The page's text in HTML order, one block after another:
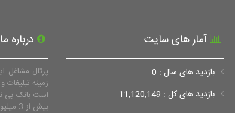
آمار های سایت
بازدید های سال : 0
بازدید های کل : 11,120,149
درباره ما
پرتال مشاغل
زمینه تبلیغات
است بانک بی
بیش از 3 میلیون اطلاعات جمع آوری نماید.